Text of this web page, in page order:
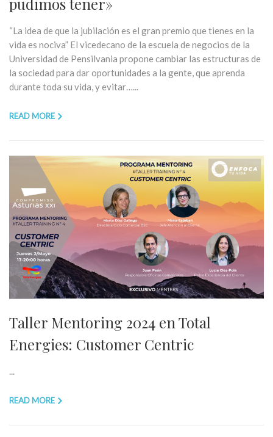
“La idea de que la jubilación es el gran premio que tienes en la
vida es nociva” El vicedecano de la escuela de negocios de la
Universidad de Pensilvania propone cambiar las estructuras de
la sociedad para dar oportunidades a la gente, que aprenda
durante toda su vida, y evitar…...
READ MORE
Taller Mentoring 2024 en Total
Energies: Customer Centric
...
READ MORE